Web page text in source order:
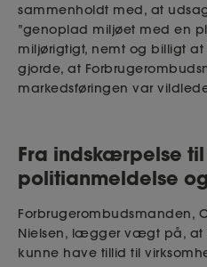
sammenholdt med, at
”genoplad miljøet med en
miljørigtigt, nemt og billigt
gjorde, at
markedsføringen var
Fra indskærpelse
politianmeldelse
Forbrugerombudsmanden,
Nielsen, lægger vægt på, at
kunne have tillid til